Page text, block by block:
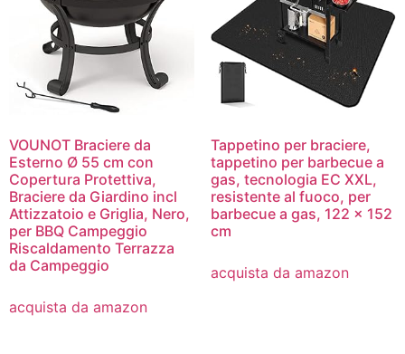
VOUNOT Braciere da
Esterno Ø 55 cm con
Copertura Protettiva,
Braciere da Giardino incl
Attizzatoio e Griglia, Nero,
per BBQ Campeggio
Riscaldamento Terrazza
da Campeggio
acquista da amazon
Tappetino per braciere,
tappetino per barbecue a
gas, tecnologia EC XXL,
resistente al fuoco, per
barbecue a gas, 122 x 152
cm
acquista da amazon